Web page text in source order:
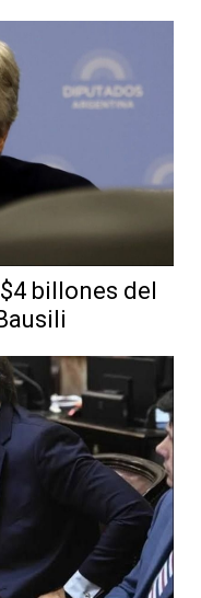
billones del